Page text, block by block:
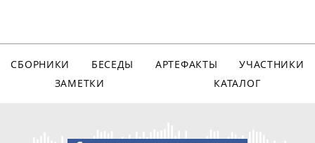
СБОРНИКИ БЕСЕДЫ АРТЕФАКТЫ
УЧАСТНИКИ
ЗАМЕТКИ
КАТАЛОГ